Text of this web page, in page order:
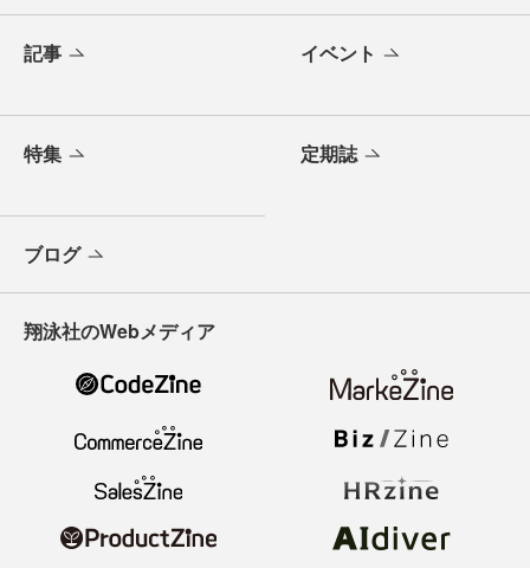
記事 イベント
特集 定期誌
ブログ
翔泳社のWebメディア